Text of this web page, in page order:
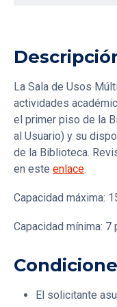
La Sala de Usos
actividades
el primer piso de la
al Usuario) y su
de la Biblioteca.
en este enlace.
Capacidad máxima:
Capacidad mínima: 7
El solicitante